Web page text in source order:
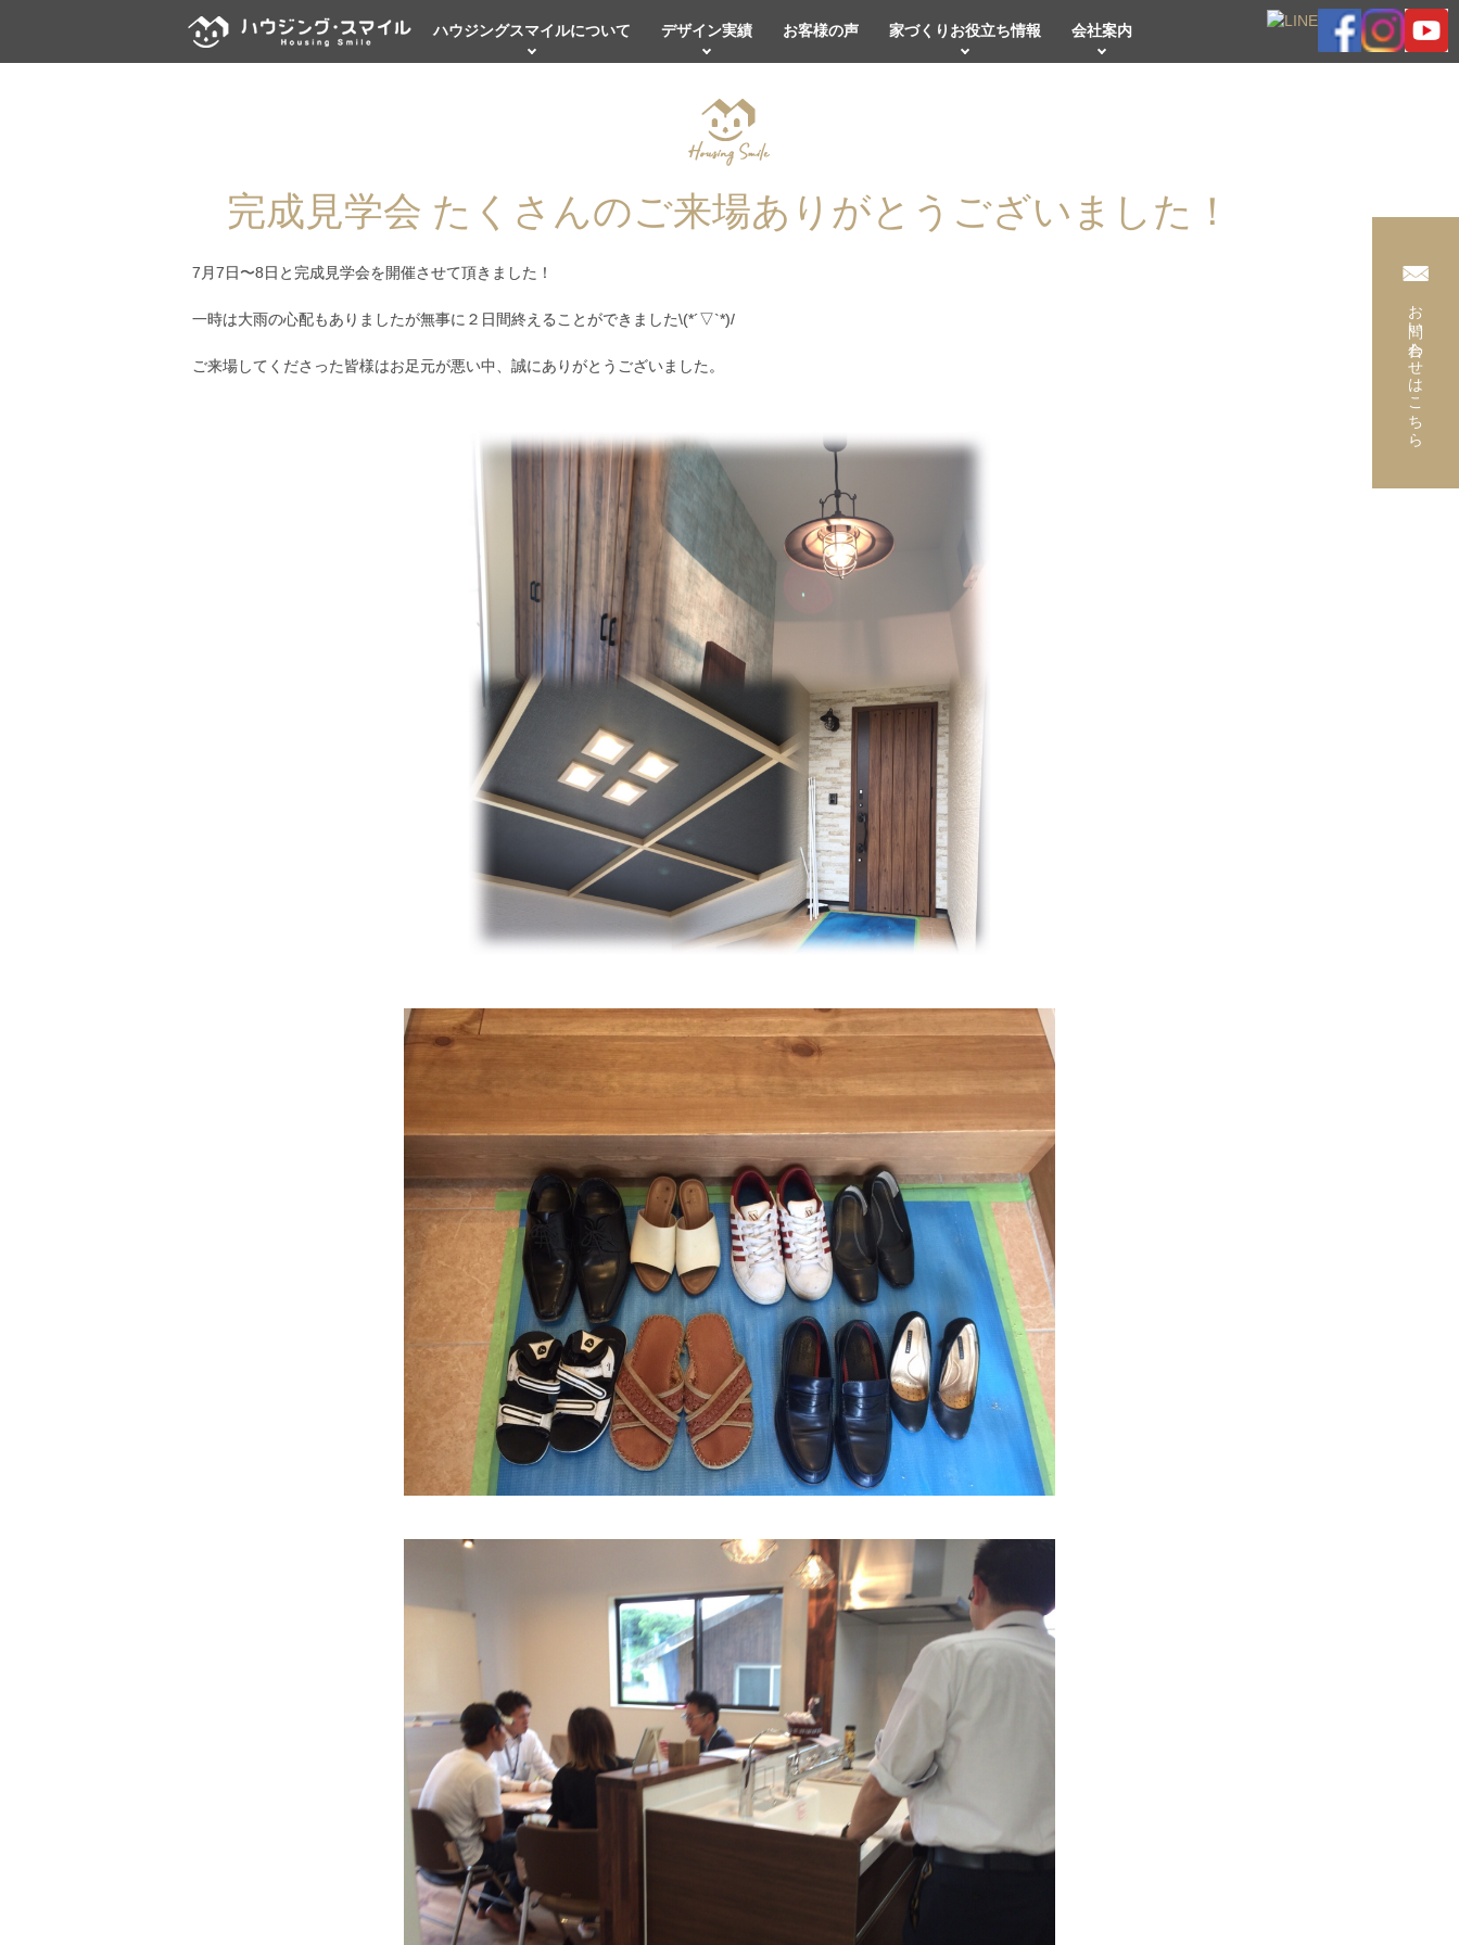
ハウジングスマイルについて デザイン実績 お客様の声 家づくりお役立ち情報 会社案内
完成見学会 たくさんのご来場ありがとうございました！
7月7日〜8日と完成見学会を開催させて頂きました！
一時は大雨の心配もありましたが無事に２日間終えることができました\(*´▽`*)/
ご来場してくださった皆様はお足元が悪い中、誠にありがとうございました。 お問い合わせはこちら